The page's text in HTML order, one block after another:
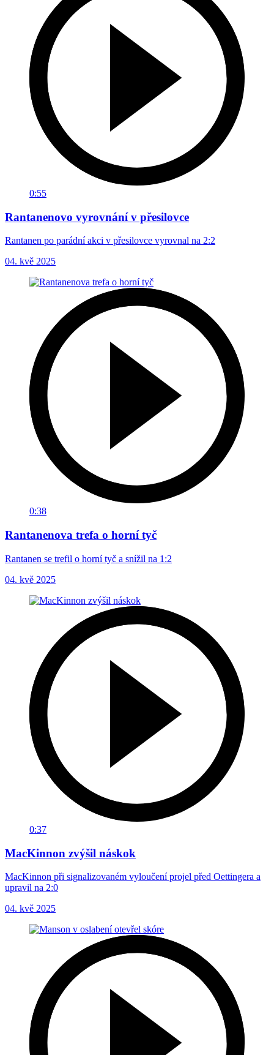
0:55
Rantanenovo vyrovnání v přesilovce
Rantanen po parádní akci v přesilovce vyrovnal na 2:2
04. kvě 2025
0:38
Rantanenova trefa o horní tyč
Rantanen se trefil o horní tyč a snížil na 1:2
04. kvě 2025
0:37
MacKinnon zvýšil náskok
MacKinnon při signalizovaném vyloučení projel před Oettingera a
upravil na 2:0
04. kvě 2025